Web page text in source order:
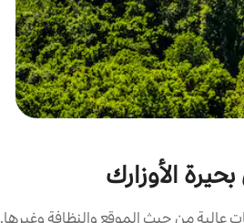
الأوزارك
من حيث الموقع والنظافة وغيرها.